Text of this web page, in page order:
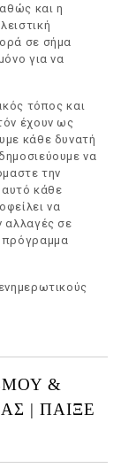
και η
σε σήμα
για να
τόπος και
έχουν ως
κάθε δυνατή
να
την
αυτό κάθε
να
αλλαγές σε
πρόγραμμα
&
| ΠΑΙΞΕ